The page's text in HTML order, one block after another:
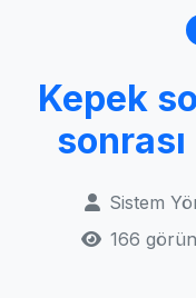
Kepek
Sistem
166